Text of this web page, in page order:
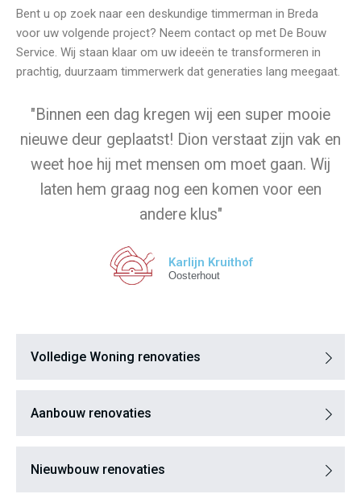
Bent u op zoek naar een deskundige timmerman in Breda
voor uw volgende project? Neem contact op met De Bouw
Service. Wij staan klaar om uw ideeën te transformeren in
prachtig, duurzaam timmerwerk dat generaties lang meegaat.
"Binnen een dag kregen wij een super mooie
nieuwe deur geplaatst! Dion verstaat zijn vak en
weet hoe hij met mensen om moet gaan. Wij
laten hem graag nog een komen voor een
andere klus"
Karlijn Kruithof
Oosterhout
Volledige Woning renovaties
Aanbouw renovaties
Nieuwbouw renovaties